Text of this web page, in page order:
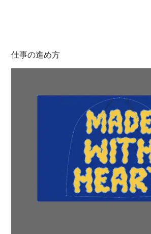
仕事の進め方